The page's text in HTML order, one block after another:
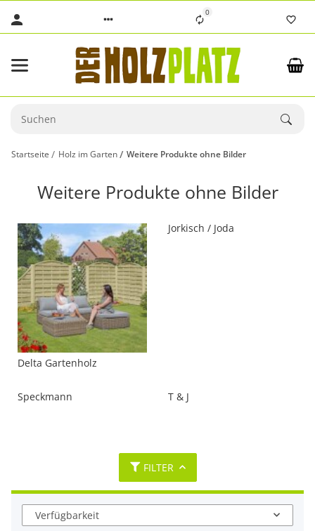
0
Startseite Holz im Garten Weitere Produkte ohne Bilder
Weitere Produkte ohne Bilder
Delta Gartenholz
Jorkisch / Joda
Speckmann T & J
FILTER
Verfügbarkeit